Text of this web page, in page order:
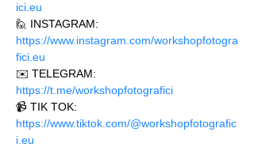
ici.eu
🙋 INSTAGRAM:
https://www.instagram.com/workshopfotogra
fici.eu
✉️ TELEGRAM:
https://t.me/workshopfotografici
📹 TIK TOK:
https://www.tiktok.com/@workshopfotografic
i.eu